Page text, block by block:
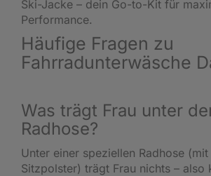
Ski-Jacke – dein Go-to-Kit für
Performance.
Häufige Fragen zu
Fahrradunterwäsche
Was trägt Frau unter
Radhose?
Unter einer speziellen Radhose
Sitzpolster) trägt Frau nichts – also